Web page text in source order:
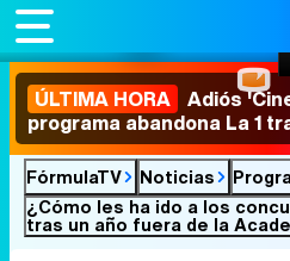
ÚLTIMA HORA Adiós
programa abandona La 1
FórmulaTV Noticias
¿Cómo les ha ido a los
tras un año fuera de la